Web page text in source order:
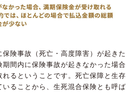
険事故（死亡・高度障害）が起きた
間内に保険事故が起きなかった場合
れるということです。死亡保障と生存
いることから、生死混合保険とも呼ば